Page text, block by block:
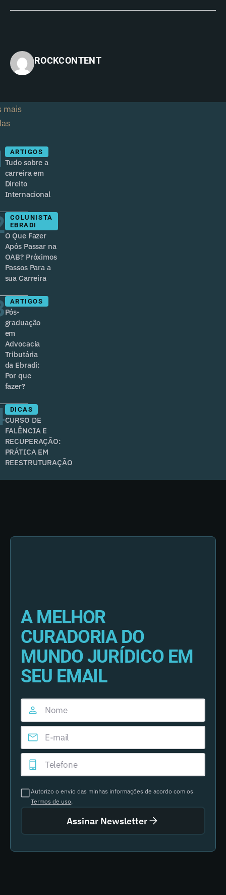
ROCKCONTENT
mais
ARTIGOS
Tudo sobre a
carreira em
Direito
Internacional
COLUNISTA
EBRADI
O Que Fazer
Após Passar na
OAB? Próximos
Passos Para a
sua Carreira
ARTIGOS
Pós-
graduação
em
Advocacia
Tributária
da Ebradi:
Por que
fazer?
DICAS
CURSO DE
FALÊNCIA E
RECUPERAÇÃO:
PRÁTICA EM
REESTRUTURAÇÃO
A MELHOR
CURADORIA DO
MUNDO JURÍDICO EM
SEU EMAIL
Autorizo o envio das minhas informações de acordo com os
Termos de uso.
Assinar Newsletter